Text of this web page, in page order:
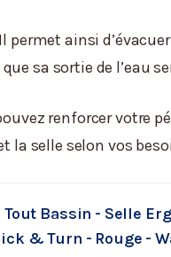
ainsi
sa sortie de l’eau
renforcer votre
la selle selon vos
Bassin - Selle
& Turn - Rouge -